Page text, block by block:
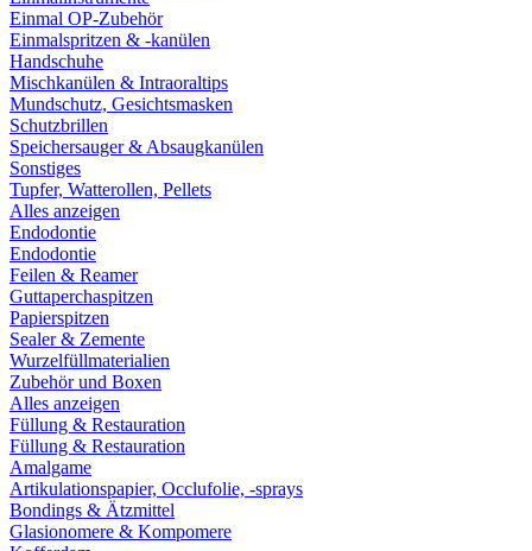
Einmal OP-Zubehör
Einmalspritzen & -kanülen
Handschuhe
Mischkanülen & Intraoraltips
Mundschutz, Gesichtsmasken
Schutzbrillen
Speichersauger & Absaugkanülen
Sonstiges
Tupfer, Watterollen, Pellets
Alles anzeigen
Endodontie
Endodontie
Feilen & Reamer
Guttaperchaspitzen
Papierspitzen
Sealer & Zemente
Wurzelfüllmaterialien
Zubehör und Boxen
Alles anzeigen
Füllung & Restauration
Füllung & Restauration
Amalgame
Artikulationspapier, Occlufolie, -sprays
Bondings & Ätzmittel
Glasionomere & Kompomere